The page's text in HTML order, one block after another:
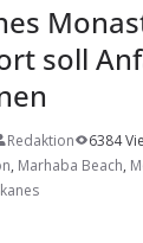
soll
Redaktion
6384
, Marhaba Beach,